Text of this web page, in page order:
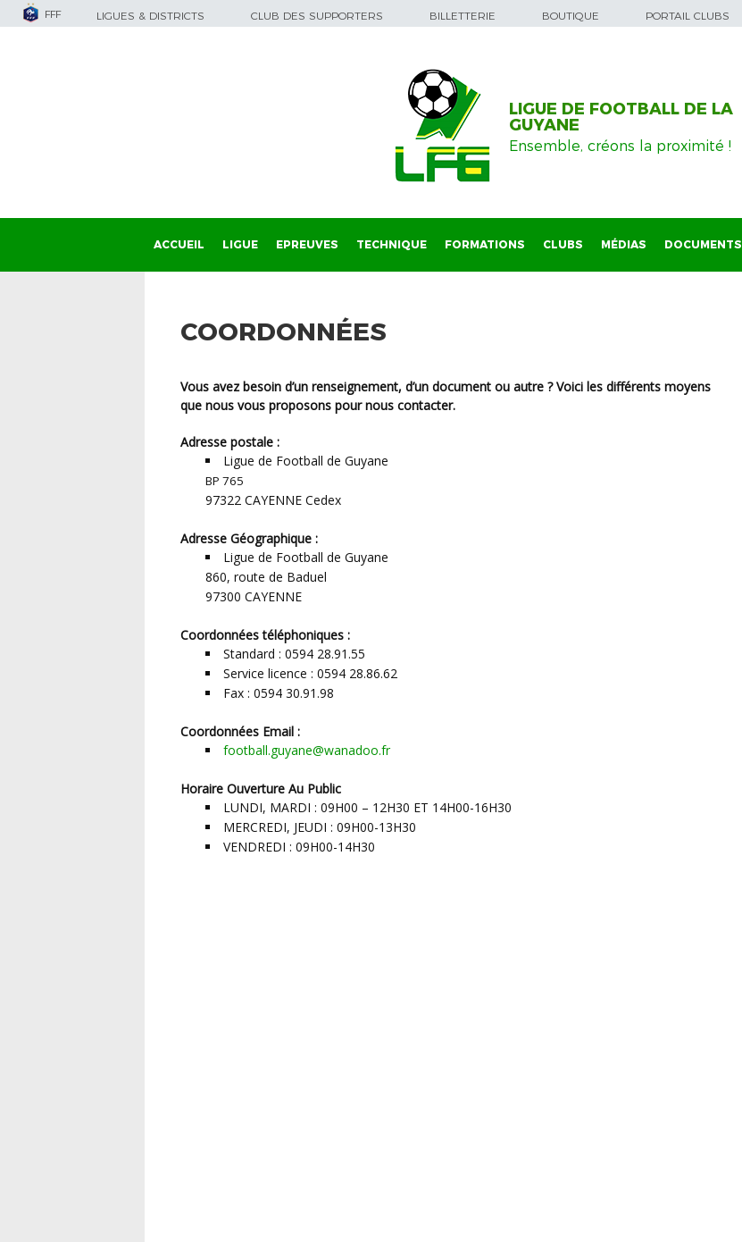
FFF LIGUES & DISTRICTS CLUB DES SUPPORTERS BILLETTERIE BOUTIQUE PORTAIL CLUBS
LIGUE DE FOOTBALL DE LA
GUYANE
Ensemble, créons la proximité !
ACCUEIL LIGUE EPREUVES TECHNIQUE FORMATIONS CLUBS MÉDIAS DOCUMENTS
COORDONNÉES
Vous avez besoin d’un renseignement, d’un document ou autre ? Voici les différents moyens
que nous vous proposons pour nous contacter.
Adresse postale :
Ligue de Football de Guyane
BP 765
97322 CAYENNE Cedex
Adresse Géographique :
Ligue de Football de Guyane
860, route de Baduel
97300 CAYENNE
Coordonnées téléphoniques :
Standard : 0594 28.91.55
Service licence : 0594 28.86.62
Fax : 0594 30.91.98
Coordonnées Email :
football.guyane@wanadoo.fr
Horaire Ouverture Au Public
LUNDI, MARDI : 09H00 – 12H30 ET 14H00-16H30
MERCREDI, JEUDI : 09H00-13H30
VENDREDI : 09H00-14H30